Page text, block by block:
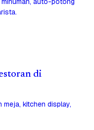
di
kitchen display,